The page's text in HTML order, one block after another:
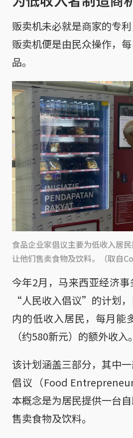
贩卖机未必就是商家的专
贩卖机便是由民众操作，
品。
食品企业家倡议主要为低收入居民
让他们售卖食物及饮料。（取自
今年2月，马来西亚经济
“人民收入倡议”的计划
内的低收入居民，每月能
（约580新元）的额外收入。
该计划涵盖三部分，其中
倡议（Food
本概念是为居民提供一台
售卖食物及饮料。